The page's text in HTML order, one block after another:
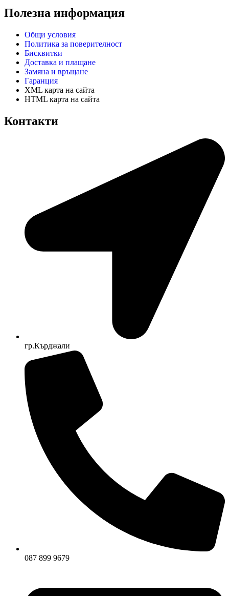
Полезна информация
Общи условия
Политика за поверителност
Бисквитки
Доставка и плащане
Замяна и връщане
Гаранция
XML карта на сайта
HTML карта на сайта
Контакти
гр.Кърджали
087 899 9679